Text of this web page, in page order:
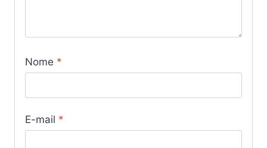
Nome *
E-mail *